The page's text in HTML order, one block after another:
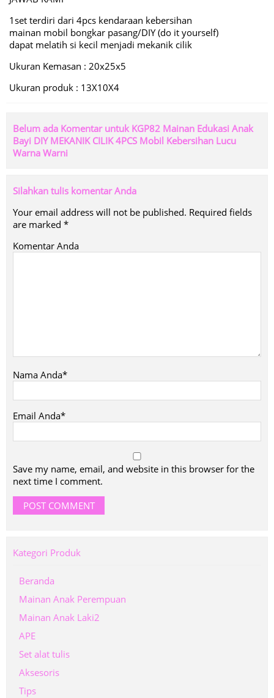
1set terdiri dari 4pcs kendaraan kebersihan
mainan mobil bongkar pasang/DIY (do it yourself)
dapat melatih si kecil menjadi mekanik cilik
Ukuran Kemasan : 20x25x5
Ukuran produk : 13X10X4
Belum ada Komentar untuk KGP82 Mainan Edukasi Anak
Bayi DIY MEKANIK CILIK 4PCS Mobil Kebersihan Lucu
Warna Warni
Silahkan tulis komentar Anda
Your email address will not be published. Required fields
are marked *
Komentar Anda
Nama Anda*
Email Anda*
Save my name, email, and website in this browser for the
next time I comment.
Kategori Produk
Beranda
Mainan Anak Perempuan
Mainan Anak Laki2
APE
Set alat tulis
Aksesoris
Tips